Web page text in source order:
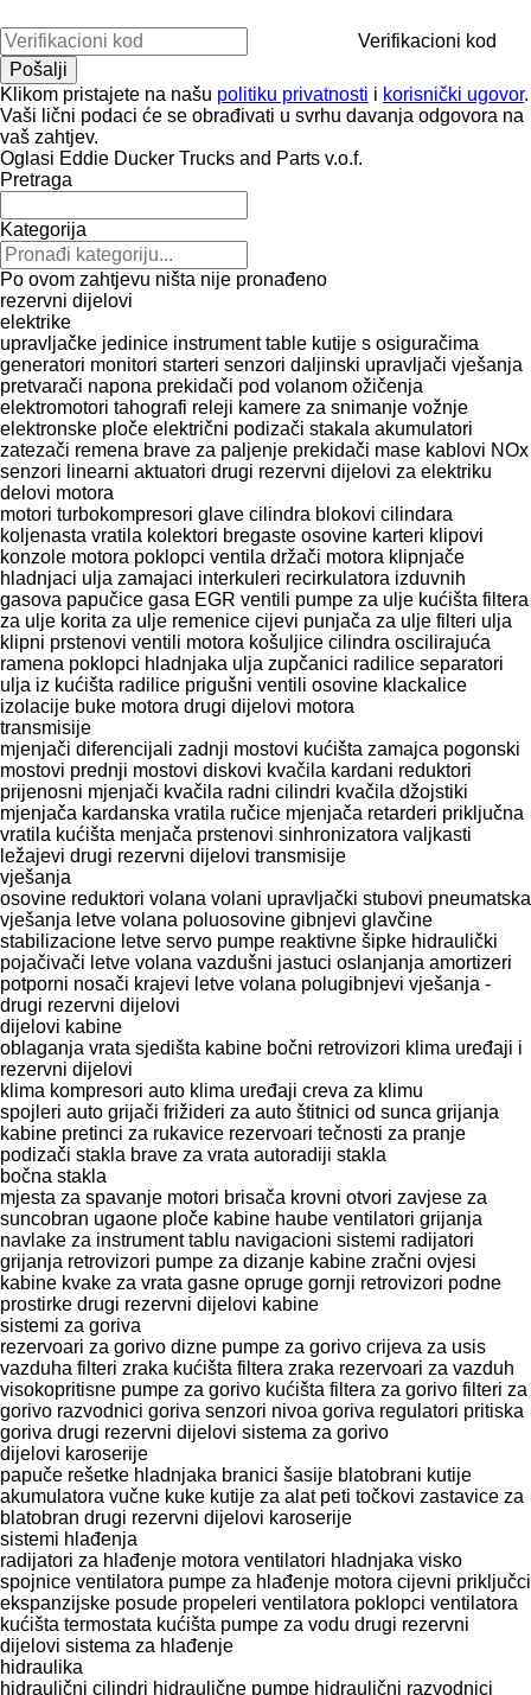
Verifikacioni kod
Klikom pristajete na našu politiku privatnosti i korisnički ugovor.
Vaši lični podaci će se obrađivati ​​u svrhu davanja odgovora na
vaš zahtjev.
Oglasi Eddie Ducker Trucks and Parts v.o.f.
Pretraga
Kategorija
Po ovom zahtjevu ništa nije pronađeno
rezervni dijelovi
elektrike
upravljačke jedinice instrument table kutije s osiguračima
generatori monitori starteri senzori daljinski upravljači vješanja
pretvarači napona prekidači pod volanom ožičenja
elektromotori tahografi releji kamere za snimanje vožnje
elektronske ploče električni podizači stakala akumulatori
zatezači remena brave za paljenje prekidači mase kablovi NOx
senzori linearni aktuatori drugi rezervni dijelovi za elektriku
delovi motora
motori turbokompresori glave cilindra blokovi cilindara
koljenasta vratila kolektori bregastе osovinе karteri klipovi
konzole motora poklopci ventila držači motora klipnjače
hladnjaci ulja zamajaci interkuleri recirkulatora izduvnih
gasova papučice gasa EGR ventili pumpe za ulje kućišta filtera
za ulje korita za ulje remenice cijevi punjača za ulje filteri ulja
klipni prstenovi ventili motora košuljice cilindra oscilirajuća
ramena poklopci hladnjaka ulja zupčanici radilice separatori
ulja iz kućišta radilice prigušni ventili osovine klackalice
izolacije buke motora drugi dijelovi motora
transmisije
mjenjači diferencijali zadnji mostovi kućišta zamajca pogonski
mostovi prednji mostovi diskovi kvačila kardani reduktori
prijenosni mjenjači kvačila radni cilindri kvačila džojstiki
mjenjača kardanska vratila ručice mjenjača retarderi priključna
vratila kućišta menjača prstenovi sinhronizatora valjkasti
ležajevi drugi rezervni dijelovi transmisije
vješanja
osovine reduktori volana volani upravljački stubovi pneumatska
vješanja letve volana poluosovine gibnjevi glavčine
stabilizacione letve servo pumpe reaktivne šipke hidraulički
pojačivači letve volana vazdušni jastuci oslanjanja amortizeri
potporni nosači krajevi letve volana polugibnjevi vješanja -
drugi rezervni dijelovi
dijelovi kabine
oblaganja vrata sjedišta kabine bočni retrovizori klima uređaji i
rezervni dijelovi
klima kompresori auto klima uređaji creva za klimu
spojleri auto grijači frižideri za auto štitnici od sunca grijanja
kabine pretinci za rukavice rezervoari tečnosti za pranje
podizači stakla brave za vrata autoradiji stakla
bočna stakla
mjesta za spavanje motori brisača krovni otvori zavjese za
suncobran ugaone ploče kabine haube ventilatori grijanja
navlake za instrument tablu navigacioni sistemi radijatori
grijanja retrovizori pumpe za dizanje kabine zračni ovjesi
kabine kvake za vrata gasne opruge gornji retrovizori podne
prostirke drugi rezervni dijelovi kabine
sistemi za goriva
rezervoari za gorivo dizne pumpe za gorivo crijeva za usis
vazduha filteri zraka kućišta filtera zraka rezervoari za vazduh
visokopritisne pumpe za gorivo kućišta filtera za gorivo filteri za
gorivo razvodnici goriva senzori nivoa goriva regulatori pritiska
goriva drugi rezervni dijelovi sistema za gorivo
dijelovi karoserije
papuče rešetke hladnjaka branici šasije blatobrani kutije
akumulatora vučne kuke kutije za alat peti točkovi zastavice za
blatobran drugi rezervni dijelovi karoserije
sistemi hlađenja
radijatori za hlađenje motora ventilatori hladnjaka visko
spojnice ventilatora pumpe za hlađenje motora cijevni priključci
ekspanzijske posude propeleri ventilatora poklopci ventilatora
kućišta termostata kućišta pumpe za vodu drugi rezervni
dijelovi sistema za hlađenje
hidraulika
hidraulični cilindri hidraulične pumpe hidraulični razvodnici